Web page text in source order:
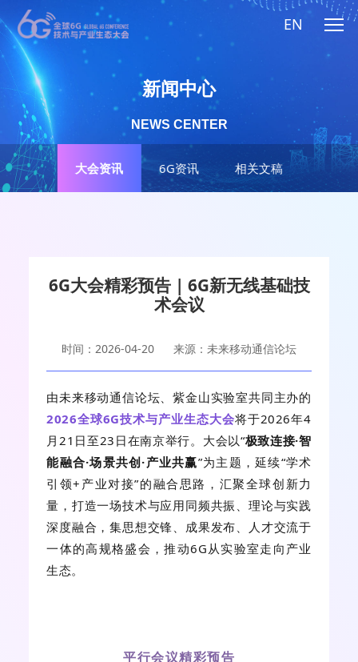
EN
大会资讯 6G资讯 相关文稿
新闻中心
NEWS CENTER
6G大会精彩预告 | 6G新无线基础技
术会议
时间：2026-04-20 来源：未来移动通信论坛
由未来移动通信论坛、紫金山实验室共同主办的
2026全球6G技术与产业生态大会将于2026年4
月21日至23日在南京举行。大会以“极致连接·智
能融合·场景共创·产业共赢”为主题，延续“学术
引领+产业对接”的融合思路，汇聚全球创新力
量，打造一场技术与应用同频共振、理论与实践
深度融合，集思想交锋、成果发布、人才交流于
一体的高规格盛会，推动6G从实验室走向产业
生态。
平行会议精彩预告